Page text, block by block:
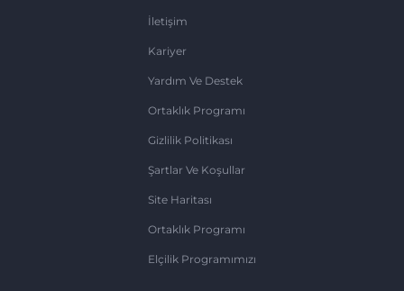
İletişim
Kariyer
Yardım Ve Destek
Ortaklık Programı
Gizlilik Politikası
Şartlar Ve Koşullar
Site Haritası
Ortaklık Programı
Elçilik Programımızı